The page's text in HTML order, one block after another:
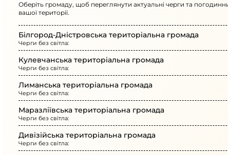
Оберіть громаду, щоб переглянути актуальні черги та
вашої території.
Білгород-Дністровська територіальна громада
Черги без світла:
Кулевчанська територіальна громада
Черги без світла:
Лиманська територіальна громада
Черги без світла:
Маразліївська територіальна громада
Черги без світла:
Дивізійська територіальна громада
Черги без світла: